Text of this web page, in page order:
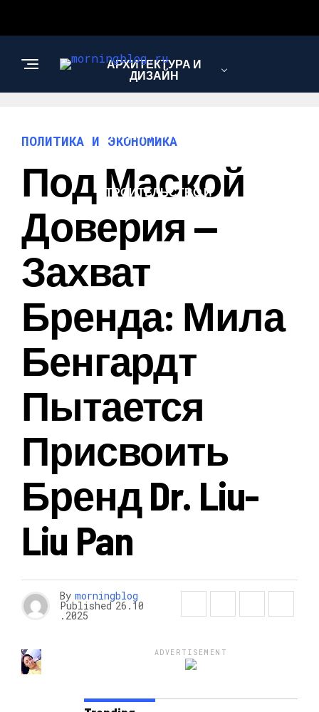
АРХИТЕКТУРА И
ДИЗАЙН
МОДА И СТИЛЬ
СТРОИТЕЛЬСТВО И
ПОЛИТИКА И ЭКОНОМИКА
Под Маской
Доверия —
Захват
Бренда: Мила
Бенгардт
Пытается
Присвоить
Бренд Dr. Liu-
Liu Pan
By morningblog
Published 26.10
.2025
ADVERTISEMENT